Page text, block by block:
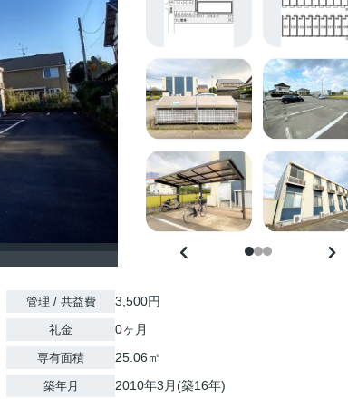
管理 / 共益費 3,500円
礼金 0ヶ月
専有面積 25.06㎡
築年月 2010年3月(築16年)